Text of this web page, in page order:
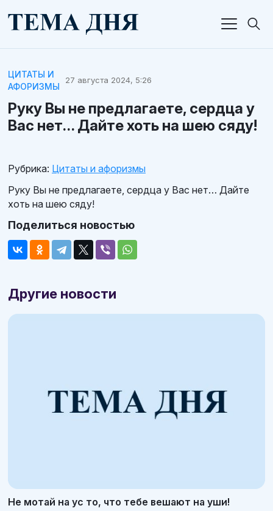
ЦИТАТЫ И
АФОРИЗМЫ
27 августа 2024, 5:26
Руку Вы не предлагаете, сердца у
Вас нет… Дайте хоть на шею сяду!
Рубрика: Цитаты и афоризмы
Руку Вы не предлагаете, сердца у Вас нет… Дайте
хоть на шею сяду!
Поделиться новостью
Другие новости
Не мотай на ус то, что тебе вешают на уши!